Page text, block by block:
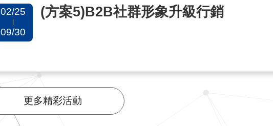
02/25
09/30
(方案5)B2B社群形象升級行銷
更多精彩活動